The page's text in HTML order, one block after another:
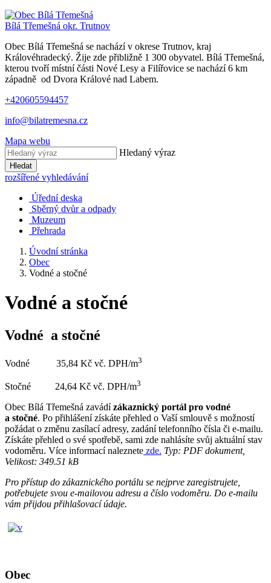
Bílá Třemešná okr. Trutnov
Obec Bílá Třemešná se nachází v okrese Trutnov, kraj
Královéhradecký. Žije zde přibližně 1 300 obyvatel. Bílá Třemešná,
kterou tvoří místní části Nové Lesy a Filířovice se nachází 6 km
západně od Dvora Králové nad Labem.
+420605594457
info@bilatremesna.cz
Mapa webu
Hledaný výraz
Hledat
rozšířené vyhledávání
Úřední deska
Sběrný dvůr a odpady
Muzeum
Přehrada
Úvodní stránka
Obec
Vodné a stočné
Vodné a stočné
Vodné a stočné
Vodné 35,84 Kč vč. DPH/m3
Stočné 24,64 Kč vč. DPH/m3
Obec Bílá Třemešná zavádízákaznický portál pro vodné
a stočné. Po přihlášení získáte přehled o Vaší smlouvě s možností
požádat o změnu zasílací adresy, zadání telefonního čísla či e-mailu.
Získáte přehled o své spotřebě, sami zde nahlásíte svůj aktuální stav
vodoměru. Více informací naleznete zde. Typ: PDF dokument,
Velikost: 349.51 kB
Pro přístup do zákaznického portálu se nejprve zaregistrujete,
potřebujete svou e-mailovou adresu a číslo vodoměru. Do e-mailu
vám přijdou přihlašovací údaje.
Obec